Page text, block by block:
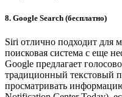
8. Google Search (бесплатно)
Siri отлично подходит для
поисковая система с еще
Google предлагает
традиционный текстовый
просматривать